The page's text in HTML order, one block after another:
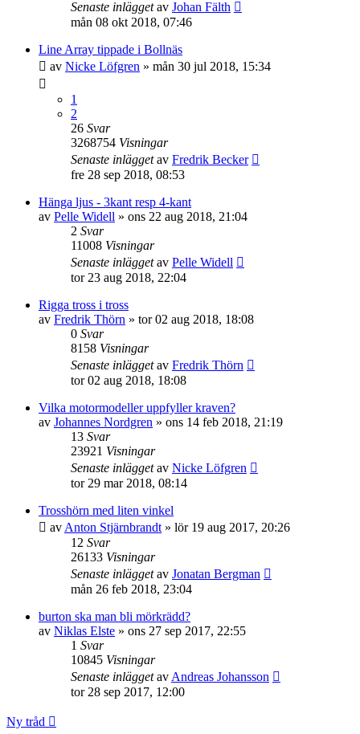
Senaste inläggetav Johan Fälth
mån 08 okt 2018, 07:46
Line Array tippade i Bollnäs
av Nicke Löfgren » mån 30 jul 2018, 15:34
1
2
26 Svar
3268754 Visningar
Senaste inläggetav Fredrik Becker
fre 28 sep 2018, 08:53
Hänga ljus - 3kant resp 4-kant
av Pelle Widell » ons 22 aug 2018, 21:04
2 Svar
11008 Visningar
Senaste inläggetav Pelle Widell
tor 23 aug 2018, 22:04
Rigga tross i tross
av Fredrik Thörn » tor 02 aug 2018, 18:08
0 Svar
8158 Visningar
Senaste inläggetav Fredrik Thörn
tor 02 aug 2018, 18:08
Vilka motormodeller uppfyller kraven?
av Johannes Nordgren » ons 14 feb 2018, 21:19
13 Svar
23921 Visningar
Senaste inläggetav Nicke Löfgren
tor 29 mar 2018, 08:14
Trosshörn med liten vinkel
av Anton Stjärnbrandt » lör 19 aug 2017, 20:26
12 Svar
26133 Visningar
Senaste inläggetav Jonatan Bergman
mån 26 feb 2018, 23:04
burton ska man bli mörkrädd?
av Niklas Elste » ons 27 sep 2017, 22:55
1 Svar
10845 Visningar
Senaste inläggetav Andreas Johansson
tor 28 sep 2017, 12:00
Ny tråd